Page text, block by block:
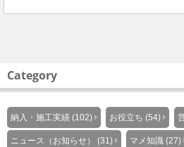
Category
納入・施工実績 (102) お役立ち (54)
ニュース（お知らせ） (31) マメ知識 (27)